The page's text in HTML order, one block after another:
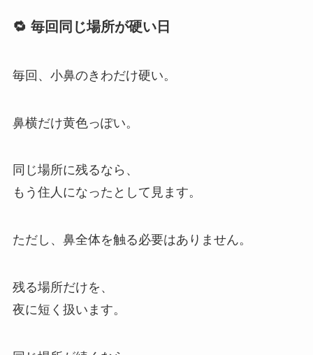
🔁 毎回同じ場所が硬い日
毎回、小鼻のきわだけ硬い。
鼻横だけ黄色っぽい。
同じ場所に残るなら、
もう住人になったとして見ます。
ただし、鼻全体を触る必要はありません。
残る場所だけを、
夜に短く扱います。